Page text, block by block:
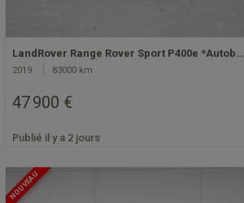
LandRover Range Rover Sport P400e *Autob…
2019 83000 km
47 900 €
Publié il y a 2 jours
NOUVEAU